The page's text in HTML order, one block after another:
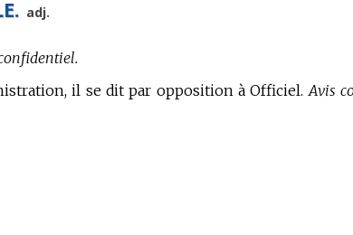
adj.
il se dit par opposition à Officiel. Avis